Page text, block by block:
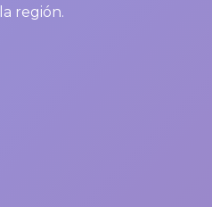
región.